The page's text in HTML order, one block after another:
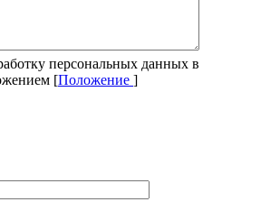
персональных данных в
[Положение ]